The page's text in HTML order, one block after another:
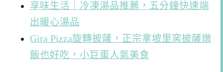
享味生活｜冷凍湯品推薦，五分鐘快速端
出暖心湯品
Gira Pizza旋轉披薩，正宗拿坡里窯披薩燉
飯也好吃，小巨蛋人氣美食